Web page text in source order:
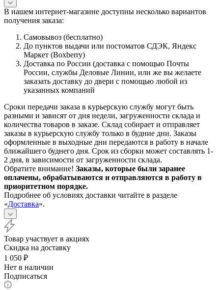
В нашем интернет-магазине доступны несколько вариантов
получения заказа:
Самовывоз (бесплатно)
До пунктов выдачи или постоматов СДЭК, Яндекс
Маркет (Boxberry)
Доставка по России (доставка с помощью Почты
России, службы Деловые Линии, или же вы желаете
заказать доставку до двери с помощью любой из
указанных компаний
Сроки передачи заказа в курьерскую службу могут быть
разными и зависят от дня недели, загруженности склада и
количества товаров в заказе. Склад собирает и отправляет
заказы в курьерскую службу только в будние дни. Заказы
оформленные в выходные дни передаются в работу в начале
ближайшего буднего дня. Срок из сборки может составлять 1-
2 дня, в зависимости от загруженности склада.
Обратите внимание! Заказы, которые были заранее
оплачены, обрабатываются и отправляются в работу в
приоритетном порядке.
Подробнее об условиях доставки читайте в разделе
«Доставка».
Товар участвует в акциях
Скидка на доставку
1 050 ₽
Нет в наличии
Подписаться